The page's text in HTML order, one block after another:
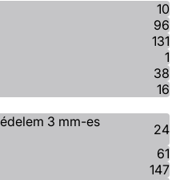
10
96
131
1
38
16
3 mm-es
24
61
147